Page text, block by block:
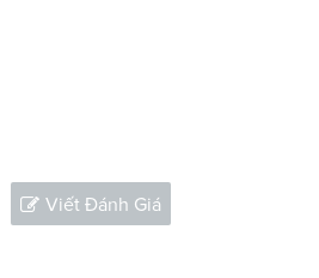
Viết Đánh Giá